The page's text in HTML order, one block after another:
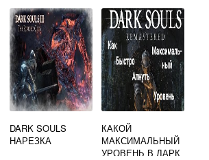
DARK SOULS
НАРЕЗКА
КАКОЙ
МАКСИМАЛЬНЫЙ
УРОВЕНЬ В ДАРК